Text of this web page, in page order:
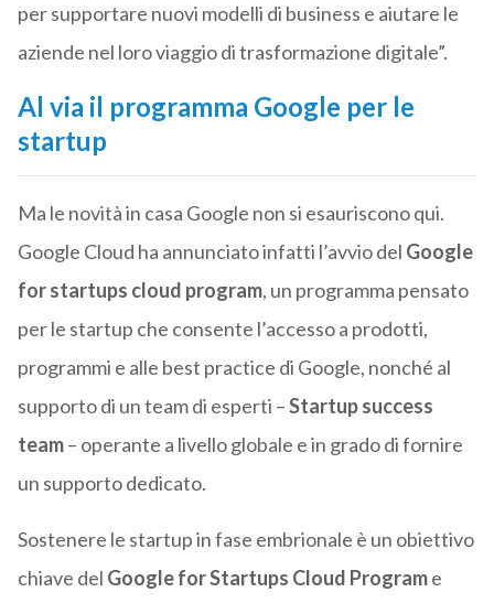
per supportare nuovi modelli di business e aiutare le
aziende nel loro viaggio di trasformazione digitale”.
Al via il programma Google per le
startup
Ma le novità in casa Google non si esauriscono qui.
Google Cloud ha annunciato infatti l’avvio del Google
for startups cloud program, un programma pensato
per le startup che consente l’accesso a prodotti,
programmi e alle best practice di Google, nonché al
supporto di un team di esperti –Startup success
team– operante a livello globale e in grado di fornire
un supporto dedicato.
Sostenere le startup in fase embrionale è un obiettivo
chiave del Google for Startups Cloud Programe